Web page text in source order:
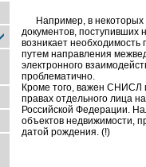
Например, в некоторых
документов, поступивших
возникает
путем направления
электронного
проблематично.
Кроме того, важен СНИСЛ
правах отдельного лица
Российской Федерации.
объектов недвижимости,
датой рождения. (!)